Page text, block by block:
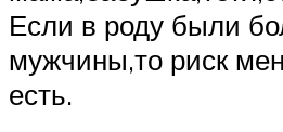
Если в роду были
мужчины,то риск
есть.